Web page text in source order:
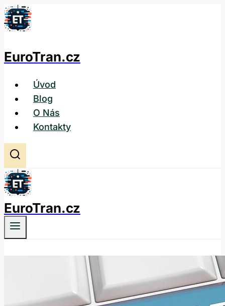
Přeskočit
na
EuroTran.cz
Úvod
Blog
O Nás
Kontakty
EuroTran.cz